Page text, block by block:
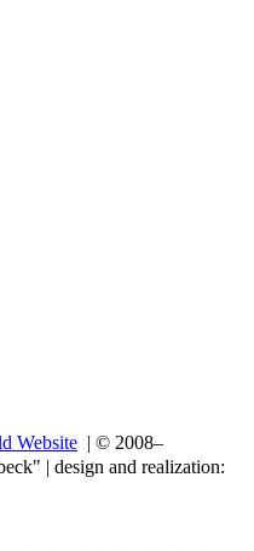
Website | © 2008–
| design and realization: